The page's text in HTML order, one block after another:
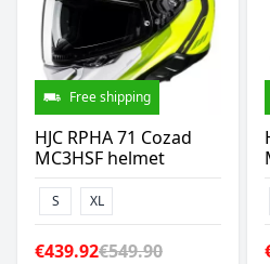
Free shipping
HJC RPHA 71 Cozad
MC3HSF helmet
S XL
€439.92€549.90